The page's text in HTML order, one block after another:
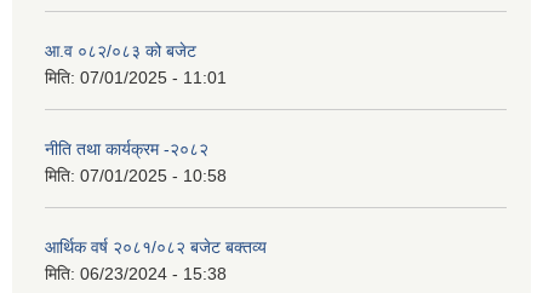
आ.व ०८२/०८३ को बजेट
मिति: 07/01/2025 - 11:01
नीति तथा कार्यक्रम -२०८२
मिति: 07/01/2025 - 10:58
आर्थिक वर्ष २०८१/०८२ बजेट बक्तव्य
मिति: 06/23/2024 - 15:38